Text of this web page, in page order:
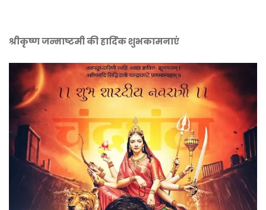
श्रीकृष्ण जन्माष्टमी की हार्दिक शुभकामनाएं